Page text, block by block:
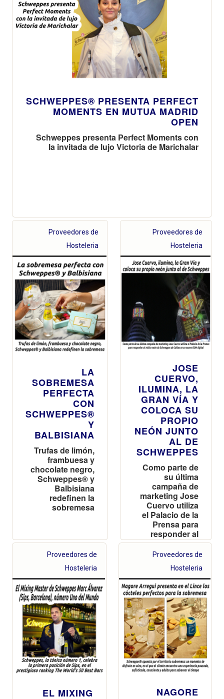
SCHWEPPES® PRESENTA PERFECT
MOMENTS EN MUTUA MADRID
OPEN
Schweppes presenta Perfect Moments con
la invitada de lujo Victoria de Marichalar
Proveedores de
Hosteleria
LA
SOBREMESA
PERFECTA
CON
SCHWEPPES®
Y
BALBISIANA
Trufas de limón,
frambuesa y
chocolate negro,
Schweppes® y
Balbisiana
redefinen la
sobremesa
Proveedores de
Hosteleria
JOSE
CUERVO,
ILUMINA, LA
GRAN VÍA Y
COLOCA SU
PROPIO
NEÓN JUNTO
AL DE
SCHWEPPES
Como parte de
su última
campaña de
marketing Jose
Cuervo utiliza
el Palacio de la
Prensa para
responder al
mítico neón de
Schweppes de
Callao en un
nuevo OOH
digital
Proveedores de
Hosteleria
EL MIXING
Proveedores de
Hosteleria
NAGORE